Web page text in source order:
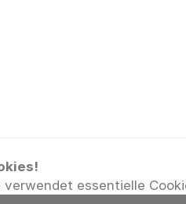
verwendet essentielle